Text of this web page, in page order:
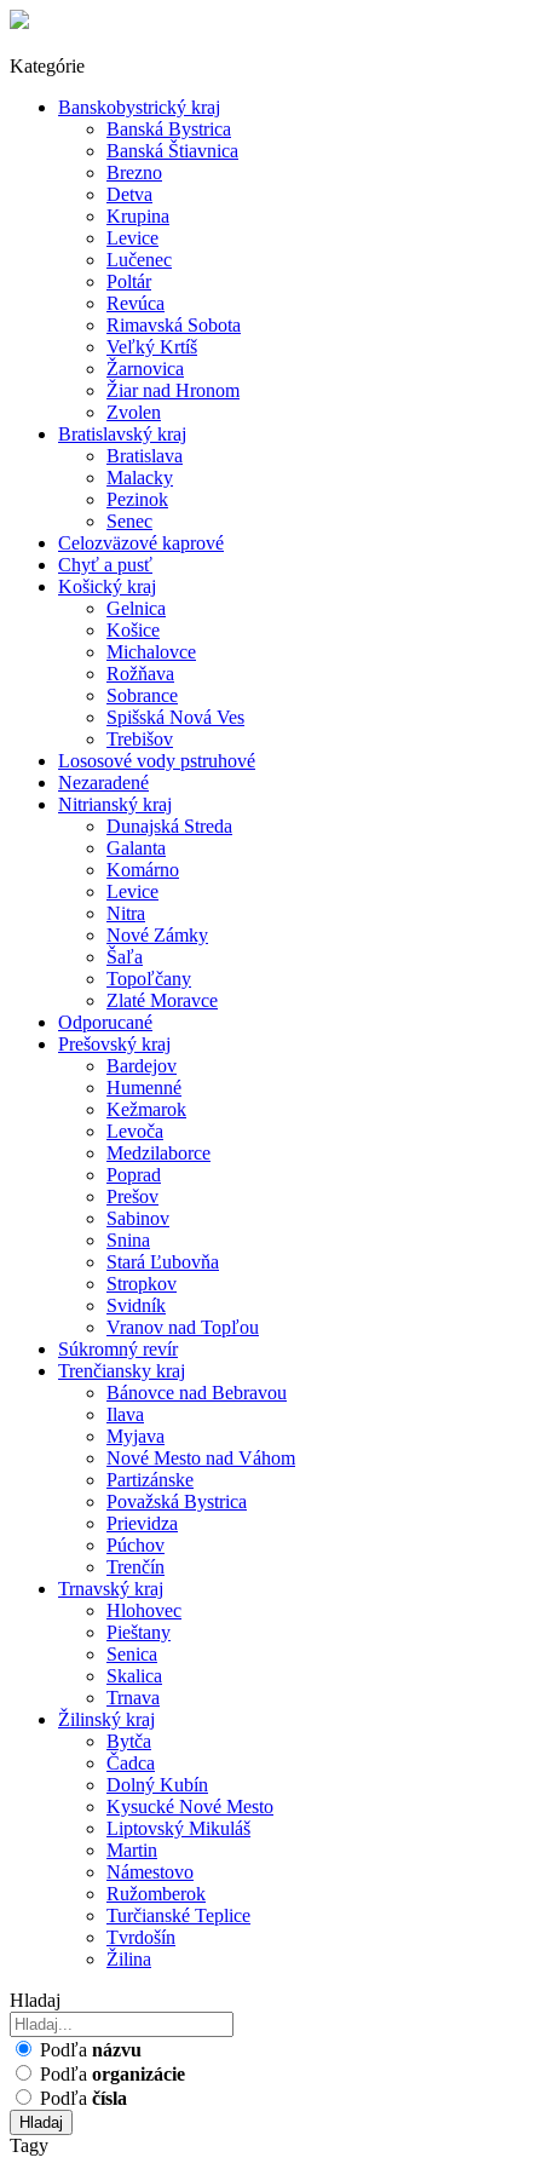
Kategórie
Banskobystrický kraj
Banská Bystrica
Banská Štiavnica
Brezno
Detva
Krupina
Levice
Lučenec
Poltár
Revúca
Rimavská Sobota
Veľký Krtíš
Žarnovica
Žiar nad Hronom
Zvolen
Bratislavský kraj
Bratislava
Malacky
Pezinok
Senec
Celozväzové kaprové
Chyť a pusť
Košický kraj
Gelnica
Košice
Michalovce
Rožňava
Sobrance
Spišská Nová Ves
Trebišov
Lososové vody pstruhové
Nezaradené
Nitrianský kraj
Dunajská Streda
Galanta
Komárno
Levice
Nitra
Nové Zámky
Šaľa
Topoľčany
Zlaté Moravce
Odporucané
Prešovský kraj
Bardejov
Humenné
Kežmarok
Levoča
Medzilaborce
Poprad
Prešov
Sabinov
Snina
Stará Ľubovňa
Stropkov
Svidník
Vranov nad Topľou
Súkromný revír
Trenčiansky kraj
Bánovce nad Bebravou
Ilava
Myjava
Nové Mesto nad Váhom
Partizánske
Považská Bystrica
Prievidza
Púchov
Trenčín
Trnavský kraj
Hlohovec
Pieštany
Senica
Skalica
Trnava
Žilinský kraj
Bytča
Čadca
Dolný Kubín
Kysucké Nové Mesto
Liptovský Mikuláš
Martin
Námestovo
Ružomberok
Turčianské Teplice
Tvrdošín
Žilina
Hladaj
Podľa názvu
Podľa organizácie
Podľa čísla
Hladaj
Tagy